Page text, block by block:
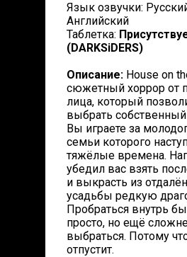
Язык озвучки:
Английский
Таблетка:
(DARKSiDERS)
Описание: House on
сюжетный хоррор от
лица, который
выбрать
Вы играете за
семьи которого
тяжёлые времена.
убедил вас взять
и выкрасть из
усадьбы редкую
Пробраться внутрь
просто, но ещё
выбраться. Потому
отпустит.